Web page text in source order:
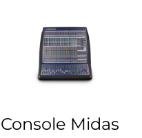
Console Midas